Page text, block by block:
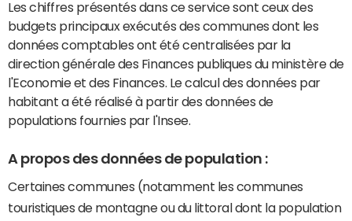
Les chiffres présentés dans ce service sont ceux des
budgets principaux exécutés des communes dont les
données comptables ont été centralisées par la
direction générale des Finances publiques du ministère de
l'Economie et des Finances. Le calcul des données par
habitant a été réalisé à partir des données de
populations fournies par l'Insee.
A propos des données de population :
Certaines communes (notamment les communes
touristiques de montagne ou du littoral dont la population